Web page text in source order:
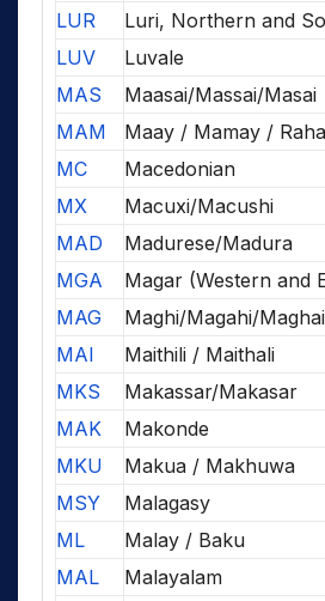
LUR
Luri, Northern and
LUV
Luvale
MAS
Maasai/Massai/Masai
MAM
Maay / Mamay /
MC
Macedonian
MX
Macuxi/Macushi
MAD
Madurese/Madura
MGA
Magar (Western and
MAG
Maghi/Magahi/Maghai
MAI
Maithili / Maithali
MKS
Makassar/Makasar
MAK
Makonde
MKU
Makua / Makhuwa
MSY
Malagasy
ML
Malay / Baku
MAL
Malayalam